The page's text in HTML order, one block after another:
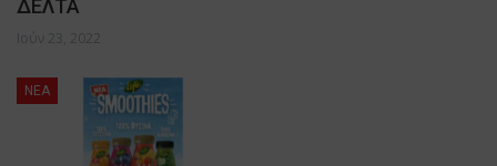
ΔΕΛΤΑ
Ιούν 23, 2022
NEA